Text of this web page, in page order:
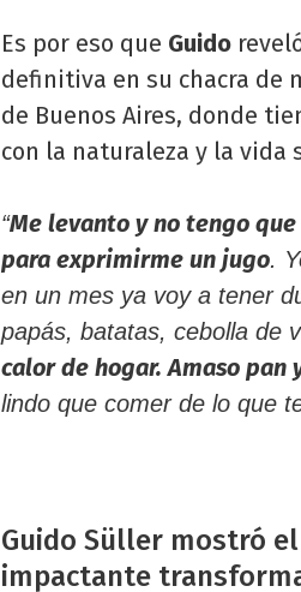
Es por eso que Guido
definitiva en su chacra de
de Buenos Aires, donde
con la naturaleza y la vida
“Me levanto y no tengo
para exprimirme un jugo.
en un mes ya voy a tener
papás, batatas, cebolla de
calor de hogar. Amaso pan
lindo que comer de lo que
Guido Süller mostró
impactante